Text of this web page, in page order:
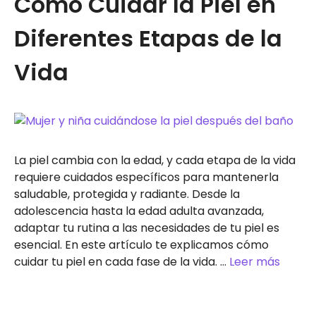
Diferentes Etapas de la
Vida
La piel cambia con la edad, y cada etapa de la vida
requiere cuidados específicos para mantenerla
saludable, protegida y radiante. Desde la
adolescencia hasta la edad adulta avanzada,
adaptar tu rutina a las necesidades de tu piel es
esencial. En este artículo te explicamos cómo
cuidar tu piel en cada fase de la vida. … Leer más